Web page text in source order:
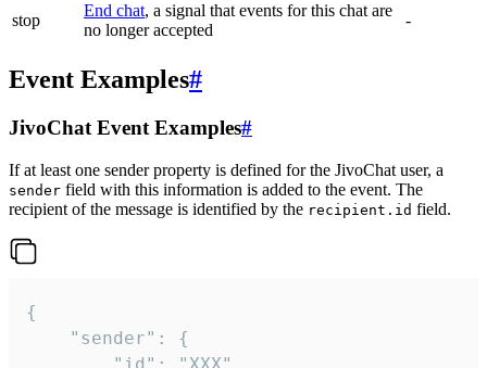
stop
End chat, a signal that events for this chat are
no longer accepted
-
Event Examples#
JivoChat Event Examples#
If at least one sender property is defined for the JivoChat user, a
sender field with this information is added to the event. The
recipient of the message is identified by the recipient.id field.
{